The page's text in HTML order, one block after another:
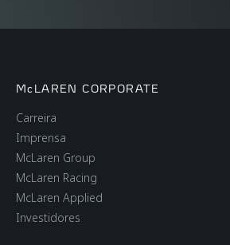
ESTRUTURA DA
TIPO DE SUSPENSÃO
DIFERENCIAL
McLAREN CORPORATE
Carreira
Imprensa
McLaren Group
McLaren Racing
McLaren Applied
Investidores